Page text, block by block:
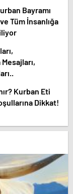
Bayramı
Tüm İnsanlığa
Kurban Eti
Dikkat!